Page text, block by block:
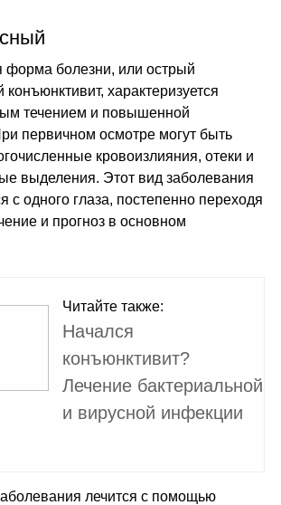
форма болезни, или острый
конъюнктивит, характеризуется
течением и повышенной
первичном осмотре могут быть
кровоизлияния, отеки и
выделения. Этот вид заболевания
с одного глаза, постепенно переходя
и прогноз в основном
Читайте также:
Начался
конъюнктивит?
Лечение бактериальной
и вирусной инфекции
лечится с помощью